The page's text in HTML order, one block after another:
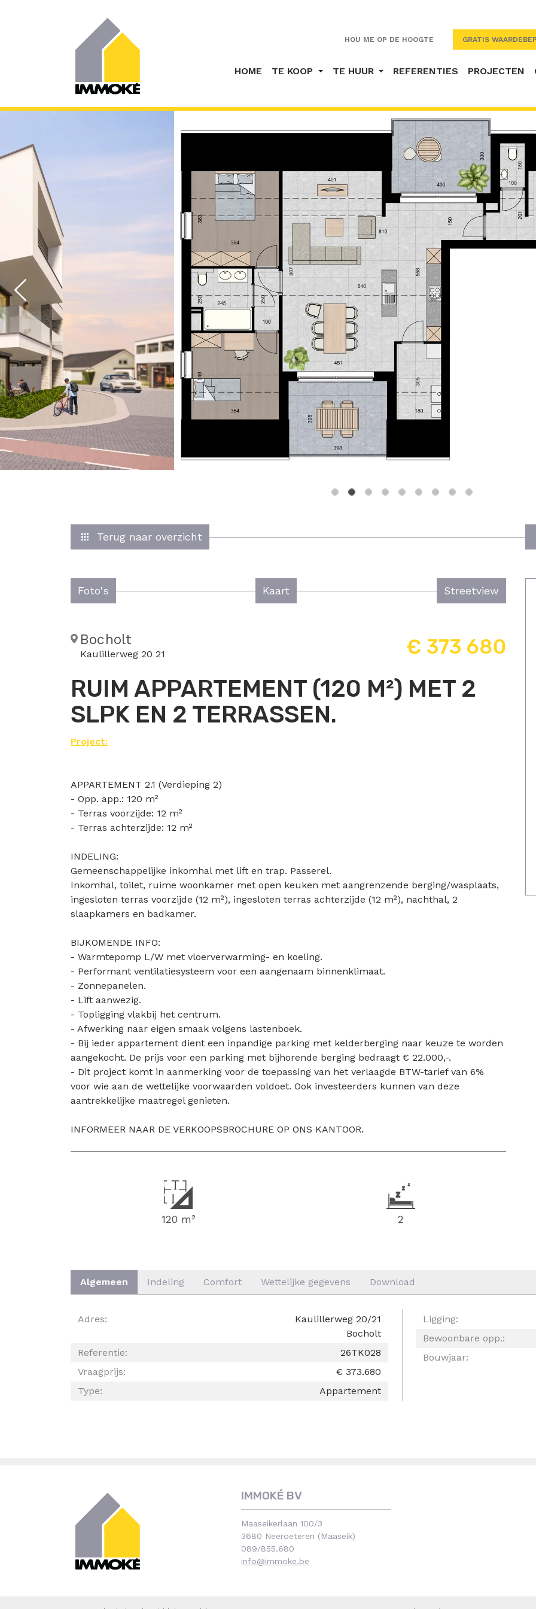
HOU ME OP DE HOOGTE GRATIS
HOME TE KOOP TE HUUR REFERENTIES PROJECTEN
Previous
Terug naar overzicht
RUIM APPARTEMENT (120 M²) MET 2
SLPK EN 2 TERRASSEN.
Project:
Bocholt
Kaulillerweg 20 21 € 373 680
Foto's Kaart Streetview
APPARTEMENT 2.1 (Verdieping 2)
- Opp. app.: 120 m²
- Terras voorzijde: 12 m²
- Terras achterzijde: 12 m²
INDELING:
Gemeenschappelijke inkomhal met lift en trap. Passerel.
Inkomhal, toilet, ruime woonkamer met open keuken met aangrenzende berging/wasplaats,
ingesloten terras voorzijde (12 m²), ingesloten terras achterzijde (12 m²), nachthal, 2
slaapkamers en badkamer.
BIJKOMENDE INFO:
- Warmtepomp L/W met vloerverwarming- en koeling.
- Performant ventilatiesysteem voor een aangenaam binnenklimaat.
- Zonnepanelen.
- Lift aanwezig.
- Topligging vlakbij het centrum.
- Afwerking naar eigen smaak volgens lastenboek.
- Bij ieder appartement dient een inpandige parking met kelderberging naar keuze te worden
aangekocht. De prijs voor een parking met bijhorende berging bedraagt € 22.000,-.
- Dit project komt in aanmerking voor de toepassing van het verlaagde BTW-tarief van 6%
voor wie aan de wettelijke voorwaarden voldoet. Ook investeerders kunnen van deze
aantrekkelijke maatregel genieten.
INFORMEER NAAR DE VERKOOPSBROCHURE OP ONS KANTOOR.
120 m² 2
Algemeen Indeling Comfort Wettelijke gegevens Download
ALGEMEEN
Adres:
Kaulillerweg 20/21
Bocholt
Referentie:
26TK028
Vraagprijs:
€ 373.680
Type:
Appartement
Ligging:
Bewoonbare opp.:
Bouwjaar:
IMMOKÉ BV
Maaseikerlaan 100/3
3680 Neeroeteren (Maaseik)
089/855.680
info@immoke.be